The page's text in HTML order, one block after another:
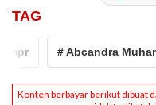
TAG
# Abcandra